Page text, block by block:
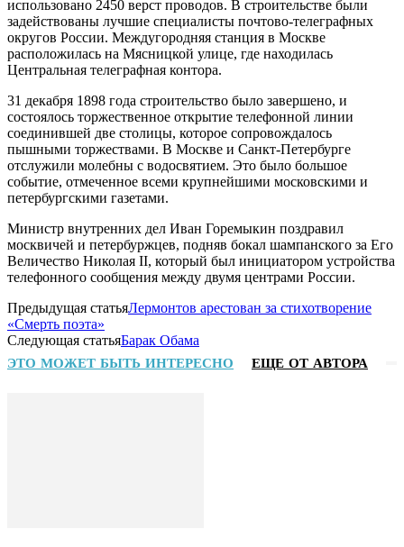
использовано 2450 верст проводов. В строительстве были
задействованы лучшие специалисты почтово-телеграфных
округов России. Междугородняя станция в Москве
расположилась на Мясницкой улице, где находилась
Центральная телеграфная контора.
31 декабря 1898 года строительство было завершено, и
состоялось торжественное открытие телефонной линии
соединившей две столицы, которое сопровождалось
пышными торжествами. В Москве и Санкт-Петербурге
отслужили молебны с водосвятием. Это было большое
событие, отмеченное всеми крупнейшими московскими и
петербургскими газетами.
Министр внутренних дел Иван Горемыкин поздравил
москвичей и петербуржцев, подняв бокал шампанского за Его
Величество Николая II, который был инициатором устройства
телефонного сообщения между двумя центрами России.
Предыдущая статьяЛермонтов арестован за стихотворение
«Смерть поэта»
Следующая статьяБарак Обама
ЭТО МОЖЕТ БЫТЬ ИНТЕРЕСНО ЕЩЕ ОТ АВТОРА